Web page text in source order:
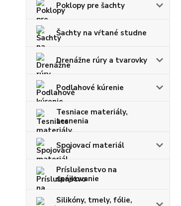
Poklopy pre šachty
Šachty na vŕtané studne
Drenážne rúry a tvarovky
Podlahové kúrenie
Tesniace materiály,
tesnenia
Spojovací materiál
Príslušenstvo na
spájkovanie
Silikóny, tmely, fólie,